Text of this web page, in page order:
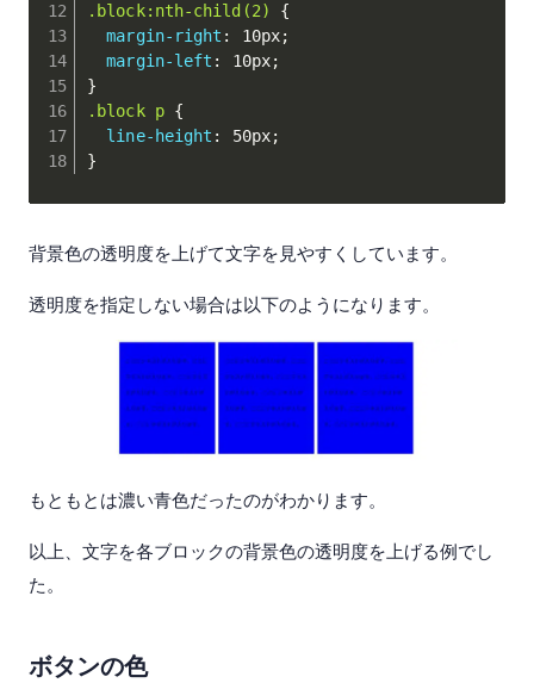
.block:nth-child(2)
{
margin-right : 10px;
margin-left : 10px;
}
.block p {
line-height : 50px;
}
背景色の透明度を上げて文字を見やすくしています。
透明度を指定しない場合は以下のようになります。
もともとは濃い青色だったのがわかります。
以上、文字を各ブロックの背景色の透明度を上げる例でし
た。
ボタンの色